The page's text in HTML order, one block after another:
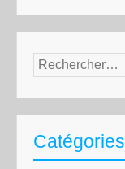
Rechercher :
Catégories